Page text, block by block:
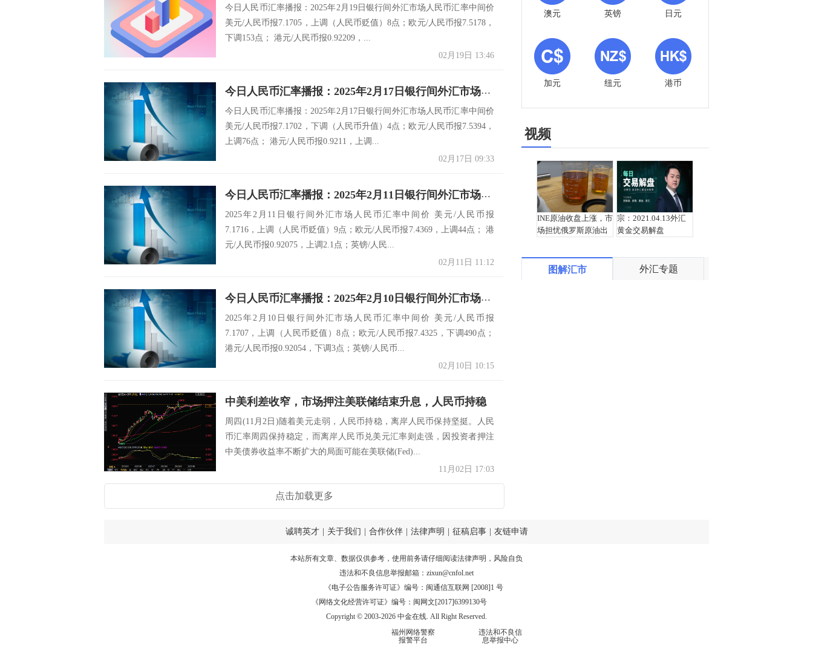
今日人民币汇率播报：2025年2月19日银行间外汇市场人民币汇率中间价
美元/人民币报7.1705，上调（人民币贬值）8点；欧元/人民币报7.5178，
下调153点； 港元/人民币报0.92209，...
02月19日 13:46
今日人民币汇率播报：2025年2月17日银行间外汇市场人民币汇率中间价
今日人民币汇率播报：2025年2月17日银行间外汇市场人民币汇率中间价
美元/人民币报7.1702，下调（人民币升值）4点；欧元/人民币报7.5394，
上调76点； 港元/人民币报0.9211，上调...
02月17日 09:33
今日人民币汇率播报：2025年2月11日银行间外汇市场人民币汇率中间价
2025年2月11日银行间外汇市场人民币汇率中间价 美元/人民币报
7.1716，上调（人民币贬值）9点；欧元/人民币报7.4369，上调44点； 港
元/人民币报0.92075，上调2.1点；英镑/人民...
02月11日 11:12
今日人民币汇率播报：2025年2月10日银行间外汇市场人民币汇率中间价
2025年2月10日银行间外汇市场人民币汇率中间价 美元/人民币报
7.1707，上调（人民币贬值）8点；欧元/人民币报7.4325，下调490点；
港元/人民币报0.92054，下调3点；英镑/人民币...
02月10日 10:15
中美利差收窄，市场押注美联储结束升息，人民币持稳
周四(11月2日)随着美元走弱，人民币持稳，离岸人民币保持坚挺。人民
币汇率周四保持稳定，而离岸人民币兑美元汇率则走强，因投资者押注
中美债券收益率不断扩大的局面可能在美联储(Fed)...
11月02日 17:03
点击加载更多
澳元 英镑 日元
加元 纽元 港币
视频
INE原油收盘上涨，市
场担忧俄罗斯原油出
宗：2021.04.13外汇
黄金交易解盘
图解汇市 外汇专题
诚聘英才 关于我们 合作伙伴 法律声明 征稿启事 友链申请
本站所有文章、数据仅供参考，使用前务请仔细阅读法律声明 ，风险自负
违法和不良信息举报邮箱： zixun@cnfol.net
《电子公告服务许可证》编号：闽通信互联网 [2008]1 号
《网络文化经营许可证》编号：闽网文[2017]6399130号
Copyright © 2003-2026 中金在线. All Right Reserved.
福州网络警察
报警平台
违法和不良信
息举报中心